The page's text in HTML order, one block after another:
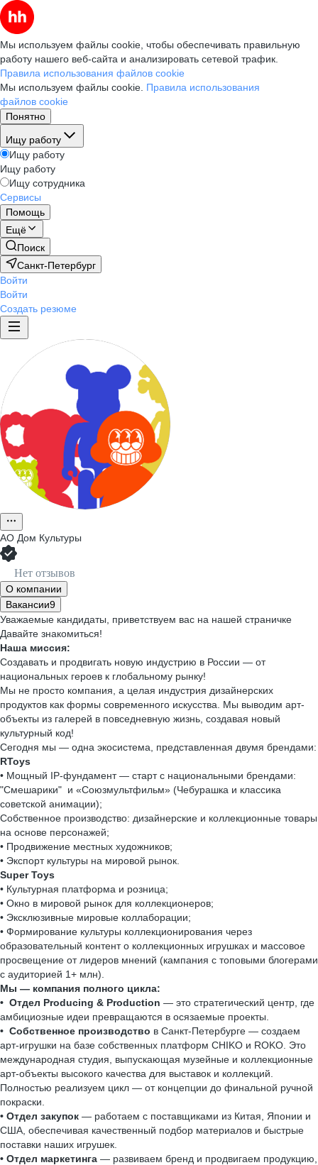
Мы используем файлы cookie, чтобы обеспечивать правильную
работу нашего веб-сайта и анализировать сетевой трафик.
Правила использования файлов cookie
Мы используем файлы cookie. Правила использования
файлов cookie
Понятно
Ищу работу
Ищу работу
Ищу работу
Ищу сотрудника
Сервисы
Помощь
Ещё
Поиск
Санкт-Петербург
Войти
Войти
Создать резюме
АО Дом Культуры
Нет отзывов
О компании
Вакансии9
Уважаемые кандидаты, приветствуем вас на нашей страничке
Давайте знакомиться!
Наша миссия:
Создавать и продвигать новую индустрию в России — от
национальных героев к глобальному рынку!
Мы не просто компания, а целая индустрия дизайнерских
продуктов как формы современного искусства. Мы выводим арт-
объекты из галерей в повседневную жизнь, создавая новый
культурный код!
Сегодня мы — одна экосистема, представленная двумя брендами:
RToys
• Мощный IP-фундамент — старт с национальными брендами:
"Смешарики" и «Союзмультфильм» (Чебурашка и классика
советской анимации);
Собственное производство: дизайнерские и коллекционные товары
на основе персонажей;
• Продвижение местных художников;
• Экспорт культуры на мировой рынок.
Super Toys
• Культурная платформа и розница;
• Окно в мировой рынок для коллекционеров;
• Эксклюзивные мировые коллаборации;
• Формирование культуры коллекционирования через
образовательный контент о коллекционных игрушках и массовое
просвещение от лидеров мнений (кампания с топовыми блогерами
с аудиторией 1+ млн).
Мы — компания полного цикла:
• Отдел Producing & Production — это стратегический центр, где
амбициозные идеи превращаются в осязаемые проекты.
• Собственное производство в Санкт-Петербурге — создаем
арт-игрушки на базе собственных платформ CHIKO и ROKO. Это
международная студия, выпускающая музейные и коллекционные
арт-объекты высокого качества для выставок и коллекций.
Полностью реализуем цикл — от концепции до финальной ручной
покраски.
• Отдел закупок — работаем с поставщиками из Китая, Японии и
США, обеспечивая качественный подбор материалов и быстрые
поставки наших игрушек.
• Отдел маркетинга — развиваем бренд и продвигаем продукцию,